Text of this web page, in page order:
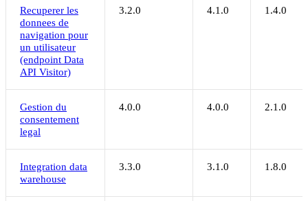
Recuperer les
donnees de
navigation pour
un utilisateur
(endpoint Data
API Visitor)
3.2.0 4.1.0 1.4.0
Gestion du
consentement
legal
4.0.0 4.0.0 2.1.0
Integration data
warehouse
3.3.0 3.1.0 1.8.0